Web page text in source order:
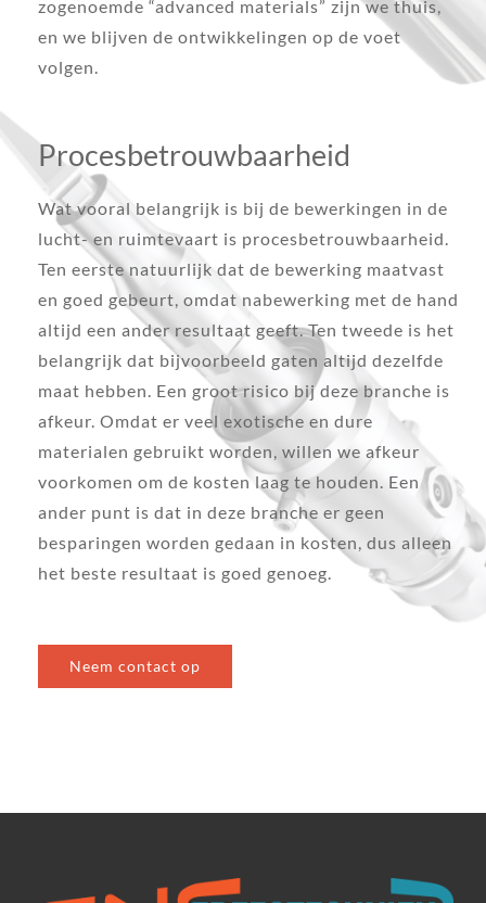
zogenoemde “advanced materials” zijn we thuis,
en we blijven de ontwikkelingen op de voet
volgen.
Procesbetrouwbaarheid
Wat vooral belangrijk is bij de bewerkingen in de
lucht- en ruimtevaart is procesbetrouwbaarheid.
Ten eerste natuurlijk dat de bewerking maatvast
en goed gebeurt, omdat nabewerking met de hand
altijd een ander resultaat geeft. Ten tweede is het
belangrijk dat bijvoorbeeld gaten altijd dezelfde
maat hebben. Een groot risico bij deze branche is
afkeur. Omdat er veel exotische en dure
materialen gebruikt worden, willen we afkeur
voorkomen om de kosten laag te houden. Een
ander punt is dat in deze branche er geen
besparingen worden gedaan in kosten, dus alleen
het beste resultaat is goed genoeg.
Neem contact op